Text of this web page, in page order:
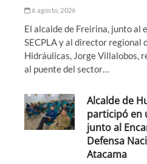
6 agosto, 2026
El alcalde de Freirina, junto al
SECPLA y al director regional
Hidráulicas, Jorge Villalobos,
al puente del sector…
Alcalde de
participó en
junto al
Defensa
Atacama